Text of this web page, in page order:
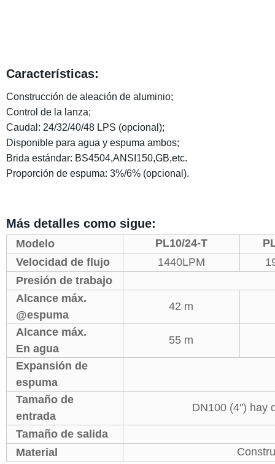
Características:
Construcción de aleación de aluminio;
Control de la lanza;
Caudal: 24/32/40/48 LPS (opcional);
Disponible para agua y espuma ambos;
Brida estándar: BS4504,ANSI150,GB,etc.
Proporción de espuma: 3%/6% (opcional).
Más detalles como sigue:
Modelo PL10/24-T
Velocidad de flujo
1440LPM
Presión de trabajo
Alcance máx.
@espuma
42 m
Alcance máx.
En agua
55 m
Expansión de
espuma
Tamaño de
entrada
DN100 (4") hay
Tamaño de salida
Material